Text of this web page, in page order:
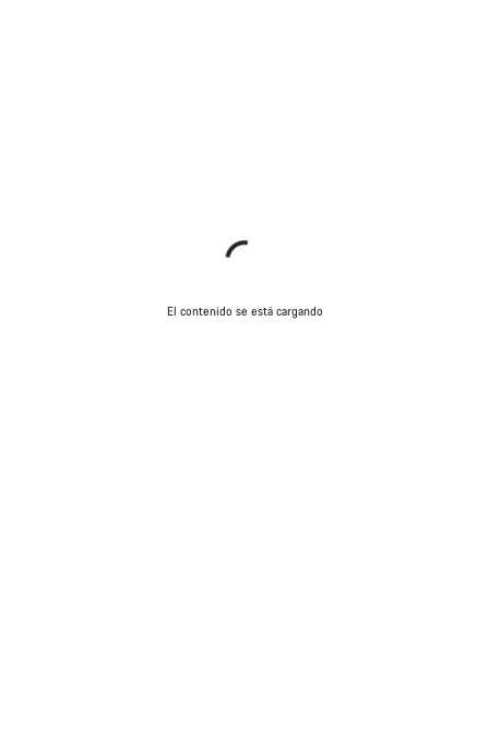
El contenido se está cargando